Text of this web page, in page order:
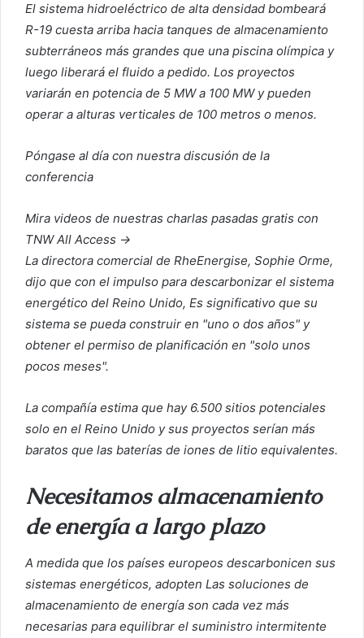
El sistema hidroeléctrico de alta densidad bombeará
R-19 cuesta arriba hacia tanques de almacenamiento
subterráneos más grandes que una piscina olímpica y
luego liberará el fluido a pedido. Los proyectos
variarán en potencia de 5 MW a 100 MW y pueden
operar a alturas verticales de 100 metros o menos.
Póngase al día con nuestra discusión de la
conferencia
Mira videos de nuestras charlas pasadas gratis con
TNW All Access →
La directora comercial de RheEnergise, Sophie Orme,
dijo que con el impulso para descarbonizar el sistema
energético del Reino Unido, Es significativo que su
sistema se pueda construir en "uno o dos años" y
obtener el permiso de planificación en "solo unos
pocos meses".
La compañía estima que hay 6.500 sitios potenciales
solo en el Reino Unido y sus proyectos serían más
baratos que las baterías de iones de litio equivalentes.
Necesitamos almacenamiento
de energía a largo plazo
A medida que los países europeos descarbonicen sus
sistemas energéticos, adopten Las soluciones de
almacenamiento de energía son cada vez más
necesarias para equilibrar el suministro intermitente